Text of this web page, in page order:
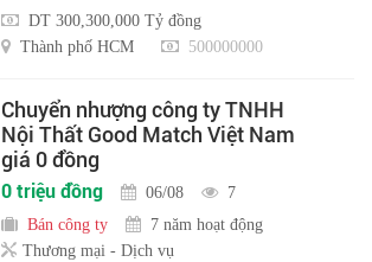
DT 300,300,000 Tỷ đồng
Thành phố HCM
500000000
Chuyển nhượng công ty TNHH
Nội Thất Good Match Việt Nam
giá 0 đồng
0 triệu đồng 06/08
7
Bán công ty
7 năm hoạt động
Thương mại - Dịch vụ